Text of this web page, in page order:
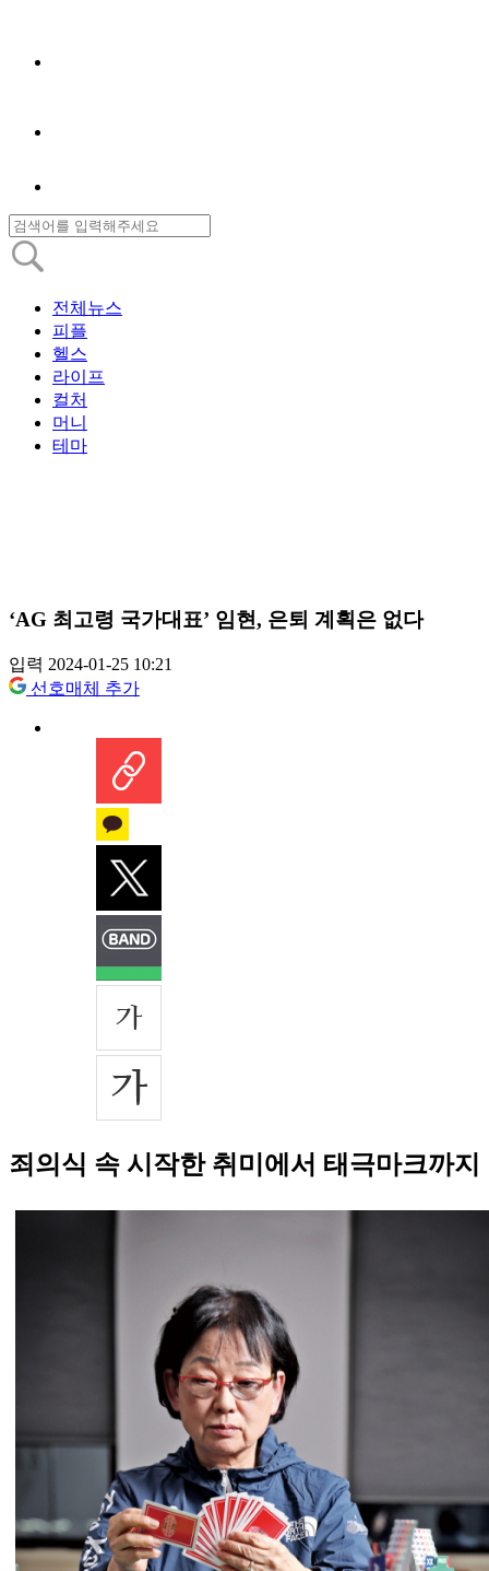
전체뉴스
피플
헬스
라이프
컬처
머니
테마
‘AG 최고령 국가대표’ 임현, 은퇴 계획은 없다
입력 2024-01-25 10:21
선호매체 추가
죄의식 속 시작한 취미에서 태극마크까지